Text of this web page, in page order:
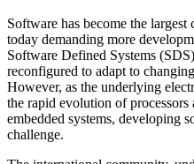
Software has become the
today demanding more
Software Defined Systems
reconfigured to adapt to
However, as the underlying
the rapid evolution of processors
embedded systems, developing
challenge.